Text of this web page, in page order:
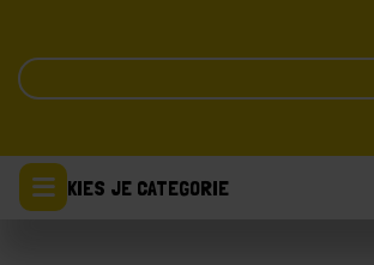
KIES JE CATEGORIE